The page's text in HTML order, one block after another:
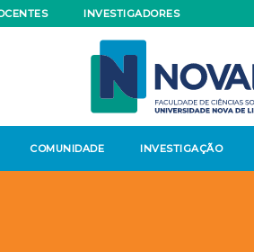
INVESTIGADORES
COMUNIDADE INVESTIGAÇÃO